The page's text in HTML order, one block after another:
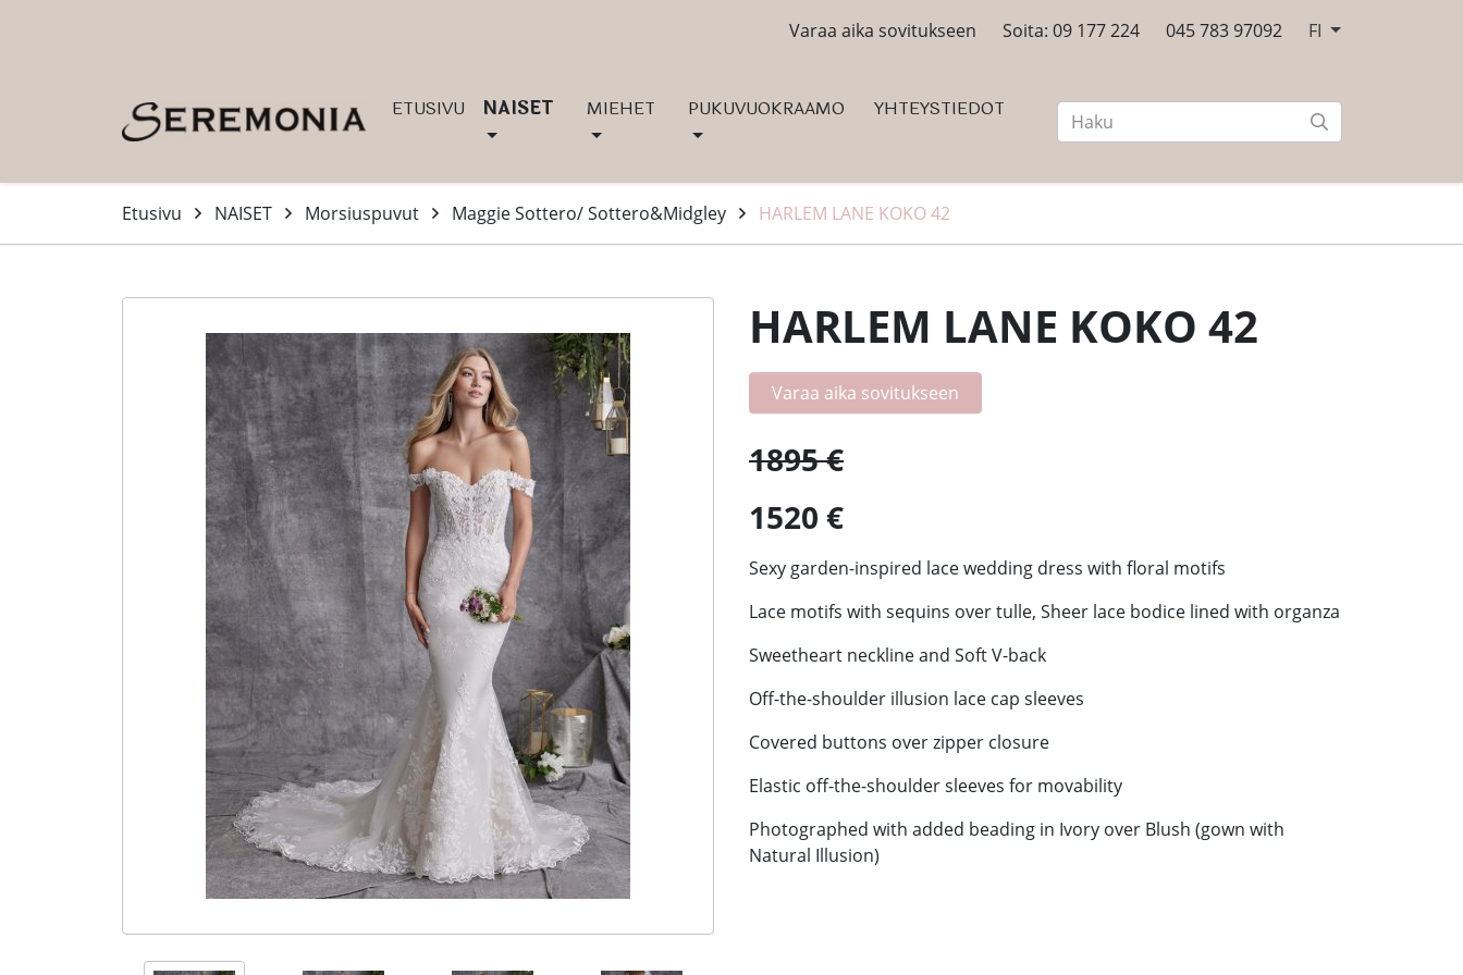
Varaa aika sovitukseen Soita: 09 177 224 045 783 97092 FI
ETUSIVU NAISET MIEHET PUKUVUOKRAAMO YHTEYSTIEDOT
Etusivu NAISET Morsiuspuvut Maggie Sottero/ Sottero&Midgley HARLEM LANE KOKO 42
HARLEM LANE KOKO 42
Varaa aika sovitukseen
1895 €
1520 €
Sexy garden-inspired lace wedding dress with floral motifs
Lace motifs with sequins over tulle, Sheer lace bodice lined with organza
Sweetheart neckline and Soft V-back
Off-the-shoulder illusion lace cap sleeves
Covered buttons over zipper closure
Elastic off-the-shoulder sleeves for movability
Photographed with added beading in Ivory over Blush (gown with
Natural Illusion)